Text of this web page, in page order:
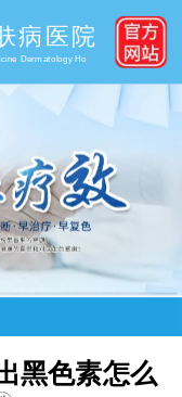
病医院
Dermatology Ho
黑色素怎么